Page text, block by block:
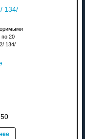
134/
20
134/